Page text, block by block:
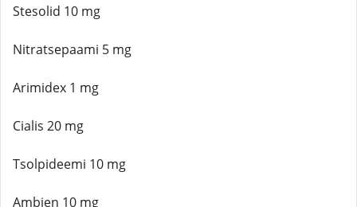
Stesolid 10 mg
Nitratsepaami 5 mg
Arimidex 1 mg
Cialis 20 mg
Tsolpideemi 10 mg
Ambien 10 mg